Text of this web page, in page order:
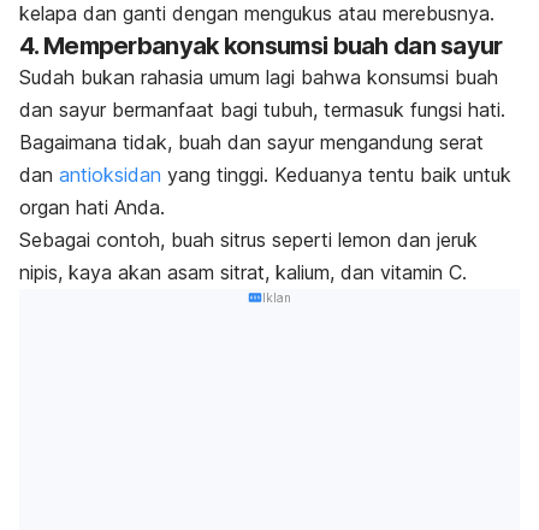
kelapa dan ganti dengan mengukus atau merebusnya.
4. Memperbanyak konsumsi buah dan sayur
Sudah bukan rahasia umum lagi bahwa konsumsi buah
dan sayur bermanfaat bagi tubuh, termasuk fungsi hati.
Bagaimana tidak, buah dan sayur mengandung serat
dan antioksidan yang tinggi. Keduanya tentu baik untuk
organ hati Anda.
Sebagai contoh, buah sitrus seperti lemon dan jeruk
nipis, kaya akan asam sitrat, kalium, dan vitamin C.
Iklan